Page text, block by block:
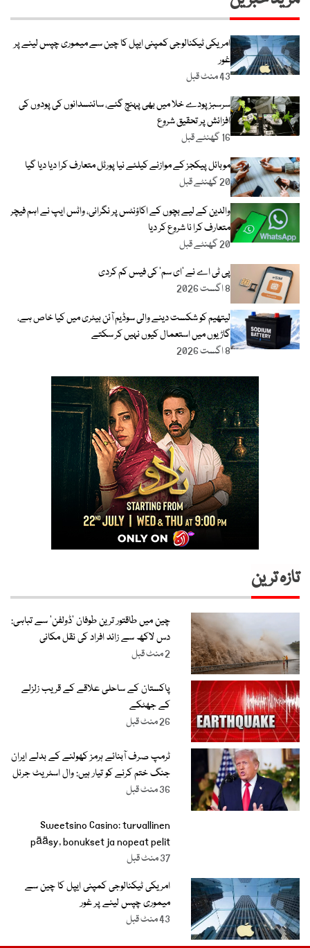
امریکی ٹیکنالوجی کمپنی ایپل کا چین سے میموری چپس لینے پر
غور
43 منٹ قبل
سرسبزپودے خلا میں بھی پہنچ گئے، سائنسدانوں کی پودوں کی
افزائش پر تحقیق شروع
16 گھنٹے قبل
موبائل پیکجز کے موازنے کیلئے نیا پورٹل متعارف کرا دیا دیا گیا
20 گھنٹے قبل
والدین کے لیے بچوں کے اکاؤنٹس پر نگرانی، واٹس ایپ نے اہم فیچر
متعارف کرا نا شروع کر دیا
20 گھنٹے قبل
پی ٹی اے نے ’ای سم‘ کی فیس کم کردی
8 اگست 2026
لیتھیم کو شکست دینے والی سوڈیم آئن بیٹری میں کیا خاص ہے،
گاڑیوں میں استعمال کیوں نہیں کر سکتے
8 اگست 2026
تازہ ترین
چین میں طاقتور ترین طوفان ‘ڈولفن’ سے تباہی:
دس لاکھ سے زائد افراد کی نقل مکانی
2 منٹ قبل
پاکستان کے ساحلی علاقے کے قریب زلزلے
کے جھٹکے
26 منٹ قبل
ٹرمپ صرف آبنائے ہرمز کھولنے کے بدلے ایران
جنگ ختم کرنے کو تیار ہیں: وال اسٹریٹ جرنل
36 منٹ قبل
Sweetsino Casino: turvallinen
pääsy, bonukset ja nopeat pelit
37 منٹ قبل
امریکی ٹیکنالوجی کمپنی ایپل کا چین سے
میموری چپس لینے پر غور
43 منٹ قبل